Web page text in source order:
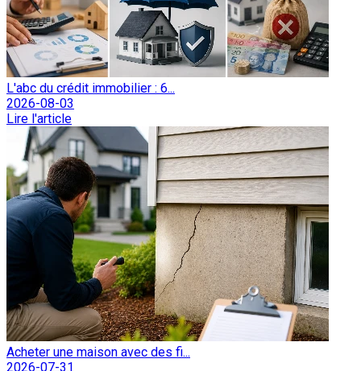
L'abc du crédit immobilier : 6...
2026-08-03
Lire l'article
Acheter une maison avec des fi...
2026-07-31